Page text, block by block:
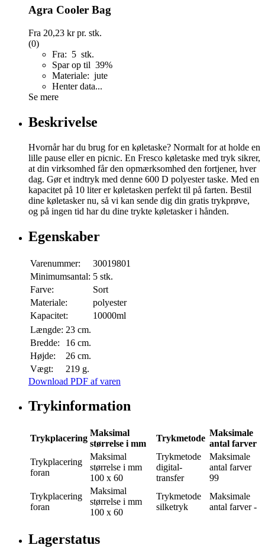
Agra Cooler Bag
Fra 20,23 krpr. stk.
(0)
Fra: 5 stk.
Spar op til 39%
Materiale: jute
Henter data...
Se mere
Beskrivelse
Hvornår har du brug for en køletaske? Normalt for at holde en
lille pause eller en picnic. En Fresco køletaske med tryk sikrer,
at din virksomhed får den opmærksomhed den fortjener, hver
dag. Gør et indtryk med denne 600 D polyester taske. Med en
kapacitet på 10 liter er køletasken perfekt til på farten. Bestil
dine køletasker nu, så vi kan sende dig din gratis trykprøve,
og på ingen tid har du dine trykte køletasker i hånden.
Egenskaber
Varenummer:
30019801
Minimumsantal: 5 stk.
Farve:
Sort
Materiale:
polyester
Kapacitet:
10000ml
Længde: 23 cm.
Bredde:
16 cm.
Højde:
26 cm.
Vægt:
219 g.
Download PDF af varen
Trykinformation
Trykplacering
Maksimal
størrelse i mm
Trykmetode
Maksimale
antal farver
Trykplacering
foran
Maksimal
størrelse i mm
100 x 60
Trykmetode
digital-
transfer
Maksimale
antal farver
99
Trykplacering
foran
Maksimal
størrelse i mm
100 x 60
Trykmetode
silketryk
Maksimale
antal farver -
Lagerstatus